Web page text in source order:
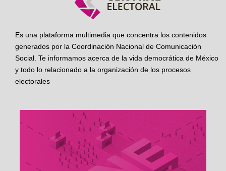
Es una plataforma multimedia que concentra los contenidos
generados por la Coordinación Nacional de Comunicación
Social. Te informamos acerca de la vida democrática de México
y todo lo relacionado a la organización de los procesos
electorales